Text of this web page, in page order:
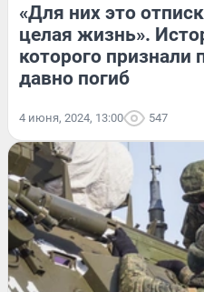
«Для них это
целая жизнь».
которого признали
давно погиб
4 июня, 2024, 13:00 547